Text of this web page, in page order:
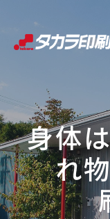
へ
ス
キ
ッ
プ
身体
れ